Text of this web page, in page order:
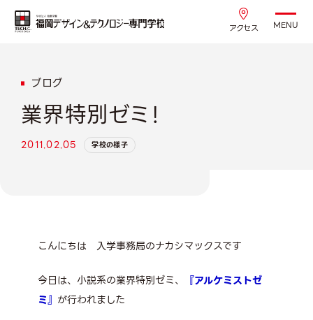
アクセス MENU
ブログ
業界特別ゼミ！
2011.02.05 学校の様子
こんにちは 入学事務局のナカシマックスです
今日は、小説系の業界特別ゼミ、
『アルケミストゼ
ミ』 が行われました